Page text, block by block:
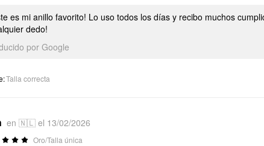
es mi anillo favorito! Lo uso todos los días y recibo muchos
dedo!
por Google
:Talla correcta
en 🇳🇱 el 13/02/2026
Oro/Talla única